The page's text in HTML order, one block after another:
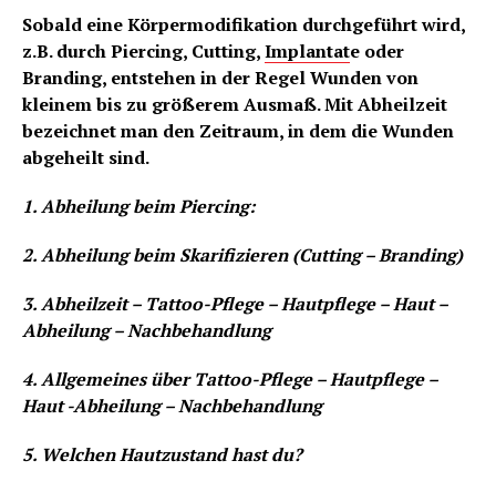
Sobald eine Körpermodifikation durchgeführt wird,
z.B. durch Piercing, Cutting,Implantate oder
Branding, entstehen in der Regel Wunden von
kleinem bis zu größerem Ausmaß. Mit Abheilzeit
bezeichnet man den Zeitraum, in dem die Wunden
abgeheilt sind.
1. Abheilung beim Piercing:
2. Abheilung beim Skarifizieren (Cutting – Branding)
3. Abheilzeit – Tattoo-Pflege – Hautpflege – Haut –
Abheilung – Nachbehandlung
4. Allgemeines über Tattoo-Pflege – Hautpflege –
Haut -Abheilung – Nachbehandlung
5. Welchen Hautzustand hast du?